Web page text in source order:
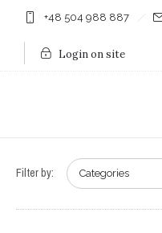
+48 504 988 887
Login on site
Filter by: Categories